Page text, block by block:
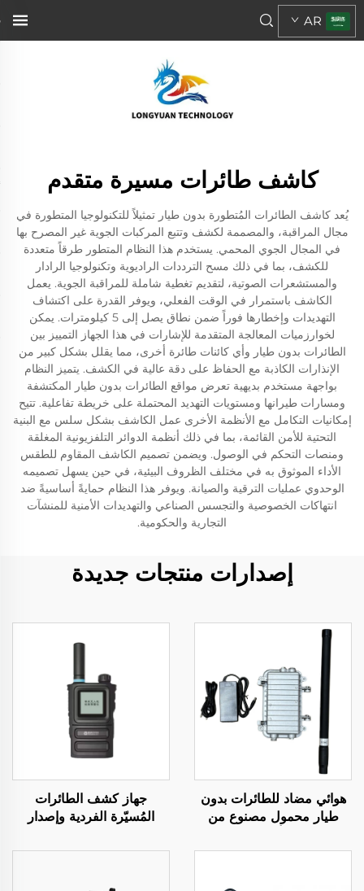
AR
كاشف طائرات مسيرة متقدم
يُعد كاشف الطائرات المُتطورة بدون طيار تمثيلاً للتكنولوجيا المتطورة في
مجال المراقبة، والمصممة لكشف وتتبع المركبات الجوية غير المصرح بها
في المجال الجوي المحمي. يستخدم هذا النظام المتطور طرقاً متعددة
للكشف، بما في ذلك مسح الترددات الراديوية وتكنولوجيا الرادار
والمستشعرات الصوتية، لتقديم تغطية شاملة للمراقبة الجوية. يعمل
الكاشف باستمرار في الوقت الفعلي، ويوفر القدرة على اكتشاف
التهديدات وإخطارها فوراً ضمن نطاق يصل إلى 5 كيلومترات. يمكن
لخوارزميات المعالجة المتقدمة للإشارات في هذا الجهاز التمييز بين
الطائرات بدون طيار وأي كائنات طائرة أخرى، مما يقلل بشكل كبير من
الإنذارات الكاذبة مع الحفاظ على دقة عالية في الكشف. يتميز النظام
بواجهة مستخدم بديهية تعرض مواقع الطائرات بدون طيار المكتشفة
ومسارات طيرانها ومستويات التهديد المحتملة على خريطة تفاعلية. تتيح
إمكانيات التكامل مع الأنظمة الأخرى عمل الكاشف بشكل سلس مع البنية
التحتية للأمن القائمة، بما في ذلك أنظمة الدوائر التلفزيونية المغلقة
ومنصات التحكم في الوصول. ويضمن تصميم الكاشف المقاوم للطقس
الأداء الموثوق به في مختلف الظروف البيئية، في حين يسهل تصميمه
الوحدوي عمليات الترقية والصيانة. ويوفر هذا النظام حمايةً أساسيةً ضد
انتهاكات الخصوصية والتجسس الصناعي والتهديدات الأمنية للمنشآت
التجارية والحكومية.
إصدارات منتجات جديدة
هوائي مضاد للطائرات بدون
طيار محمول مصنوع من
50 واط 900 - 1000
جهاز كشف الطائرات
المُسيّرة الفردية وإصدار